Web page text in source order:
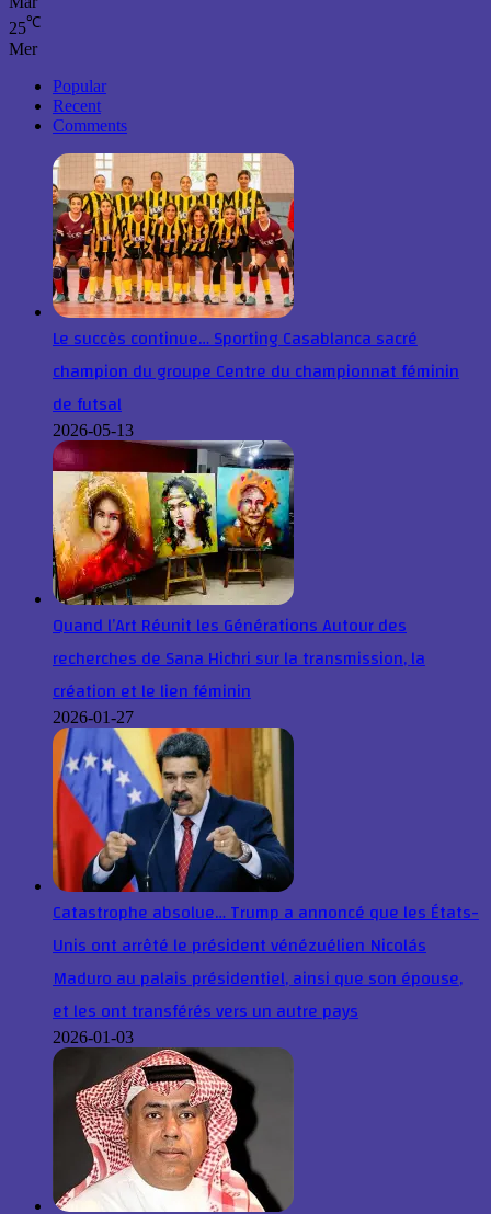
25℃
Mer
Popular
Recent
Comments
Le succès continue… Sporting Casablanca sacré
champion du groupe Centre du championnat féminin
de futsal
2026-05-13
Quand l’Art Réunit les Générations Autour des
recherches de Sana Hichri sur la transmission, la
création et le lien féminin
2026-01-27
Catastrophe absolue… Trump a annoncé que les États-
Unis ont arrêté le président vénézuélien Nicolás
Maduro au palais présidentiel, ainsi que son épouse,
et les ont transférés vers un autre pays
2026-01-03